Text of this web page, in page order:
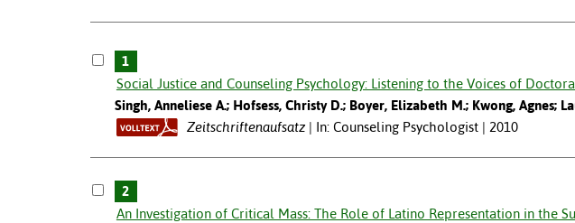
1
Social Justice and Counseling Psychology: Listening to the Voices of
Singh, Anneliese A.; Hofsess, Christy D.; Boyer, Elizabeth M.; Kwong, Agnes;
Zeitschriftenaufsatz
In: Counseling Psychologist | 2010
2
An Investigation of Critical Mass: The Role of Latino Representation in the